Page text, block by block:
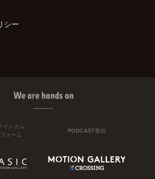
シー
We are hands on
インカム
ォーム
PODCAST番組